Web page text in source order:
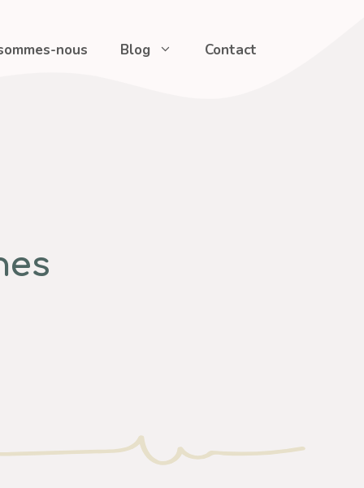
nous Blog Contact